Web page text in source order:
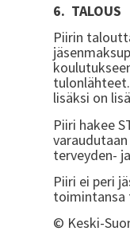
6. TALOUS
Piirin
lisäksi on
Piiri hakee
terveyden-
Piiri ei peri
toimintansa
© Keski-